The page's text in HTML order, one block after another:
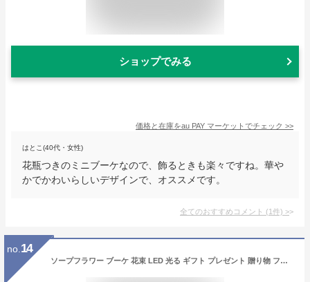
ショップでみる
価格と在庫をau PAY マーケット でチェック >>
はとこ(40代・女性)
花瓶つきのミニブーケなので、飾るときも楽々ですね。華や
かでかわいらしいデザインで、オススメです。
全てのおすすめコメント (1件) >
no. 14
ソープフラワー ブーケ 花束 LED 光る ギフト プレゼント 贈り物 フラワーギフト バラ 造花 枯れない花 誕生日 母の日 敬老の日 記念日 お祝い 9輪のバラ メッセージカード付き 紙袋付き (ピンク)